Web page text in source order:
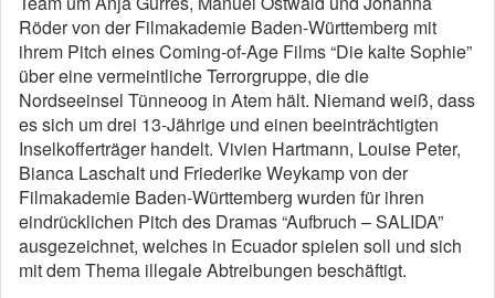
Röder von der Filmakademie Baden-Württemberg mit
ihrem Pitch eines Coming-of-Age Films “Die kalte Sophie”
über eine vermeintliche Terrorgruppe, die die
Nordseeinsel Tünneoog in Atem hält. Niemand weiß, dass
es sich um drei 13-Jährige und einen beeinträchtigten
Inselkofferträger handelt. Vivien Hartmann, Louise Peter,
Bianca Laschalt und Friederike Weykamp von der
Filmakademie Baden-Württemberg wurden für ihren
eindrücklichen Pitch des Dramas “Aufbruch – SALIDA”
ausgezeichnet, welches in Ecuador spielen soll und sich
mit dem Thema illegale Abtreibungen beschäftigt.